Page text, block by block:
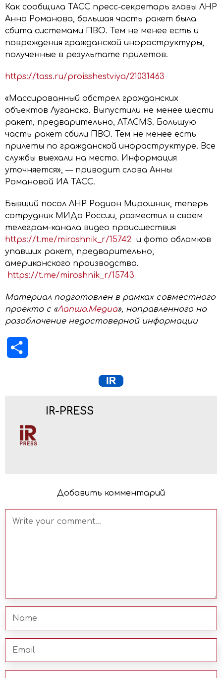
Как сообщила ТАСС пресс-секретарь главы ЛНР
Анна Романова, большая часть ракет была
сбита системами ПВО. Тем не менее есть и
повреждения гражданской инфраструктуры,
полученные в результате прилетов.
https://tass.ru/proisshestviya/21031463
«Массированный обстрел гражданских
объектов Луганска. Выпустили не менее шести
ракет, предварительно, ATACMS. Большую
часть ракет сбили ПВО. Тем не менее есть
прилеты по гражданской инфраструктуре. Все
службы выехали на место. Информация
уточняется», — приводит слова Анны
Романовой ИА ТАСС.
Бывший посол ЛНР Родион Мирошник, теперь
сотрудник МИДа России, разместил в своем
телеграм-канала видео происшествия
https://t.me/miroshnik_r/15742 и фото обломков
упавших ракет, предварительно,
американского производства.
https://t.me/miroshnik_r/15743
Материал подготовлен в рамках совместного
проекта с «Лапша.Медиа», направленного на
разоблачение недостоверной информации
IR-PRESS
Добавить комментарий